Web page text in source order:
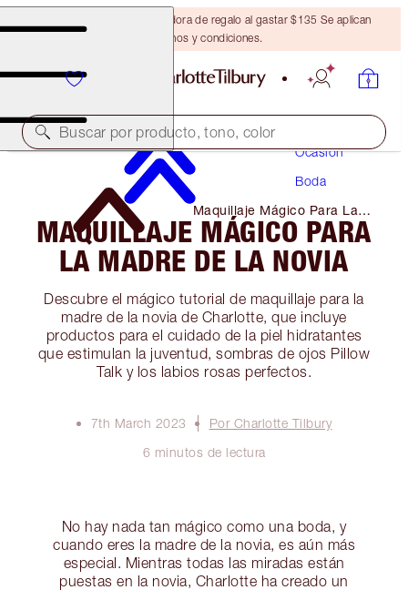
Obtén una brocha bronceadora de regalo al gastar $135 Se aplican
términos y condiciones.
Buscar por producto, tono, color
Ocasión
Boda
Maquillaje Mágico Para La
Madre De La Novia
MAQUILLAJE MÁGICO PARA
LA MADRE DE LA NOVIA
Descubre el mágico tutorial de maquillaje para la
madre de la novia de Charlotte, que incluye
productos para el cuidado de la piel hidratantes
que estimulan la juventud, sombras de ojos Pillow
Talk y los labios rosas perfectos.
7th March 2023
Por Charlotte Tilbury
6 minutos de lectura
No hay nada tan mágico como una boda, y
cuando eres la madre de la novia, es aún más
especial. Mientras todas las miradas están
puestas en la novia, Charlotte ha creado un